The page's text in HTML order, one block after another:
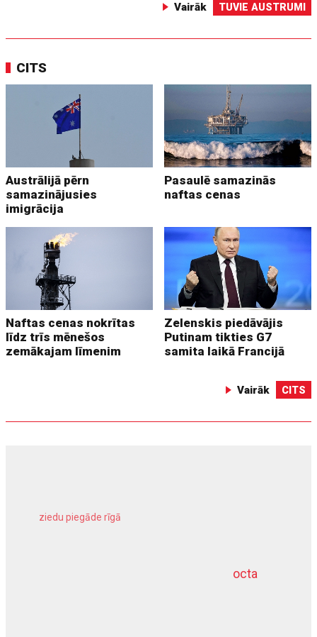
Vairāk TUVIE AUSTRUMI
CITS
Austrālijā pērn
samazinājusies
imigrācija
Pasaulē samazinās
naftas cenas
Naftas cenas nokrītas
līdz trīs mēnešos
zemākajam līmenim
Zelenskis piedāvājis
Putinam tikties G7
samita laikā Francijā
Vairāk CITS
octa
ziedu piegāde rīgā
dziļurbums